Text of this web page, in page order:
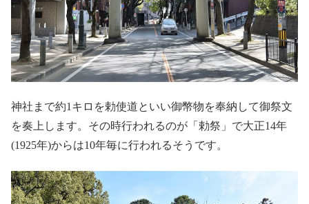
神社まで約1キロを勅使道といい御幣物を奉納して御祭文
を奏上します。その時行われるのが「勅祭」で大正14年
(1925年)からは10年毎に行われるそうです。